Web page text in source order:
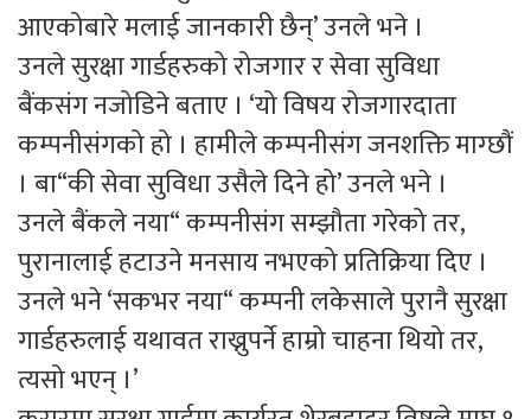
आएकोबारे मलाई जानकारी छैन्’ उनले भने ।
उनले सुरक्षा गार्डहरुको रोजगार र सेवा सुविधा
बैंकसंग नजोडिने बताए । ‘यो विषय रोजगारदाता
कम्पनीसंगको हो । हामीले कम्पनीसंग जनशक्ति माग्छौं
। बा“की सेवा सुविधा उसैले दिने हो’ उनले भने ।
उनले बैंकले नया“ कम्पनीसंग सम्झौता गरेको तर,
पुरानालाई हटाउने मनसाय नभएको प्रतिक्रिया दिए ।
उनले भने ‘सकभर नया“ कम्पनी लकेसाले पुरानै सुरक्षा
गार्डहरुलाई यथावत राख्नुपर्ने हाम्रो चाहना थियो तर,
त्यसो भएन् ।’